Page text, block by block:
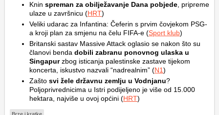
Knin spreman za obilježavanje Dana pobjede , pripreme
ulaze u završnicu (HRT)
Veliki udarac za Infantina: Čeferin s prvim čovjekom PSG-
a kroji plan za smjenu na čelu FIFA-e (Sport klub)
Britanski sastav Massive Attack oglasio se nakon što su
članovi benda dobili zabranu ponovnog ulaska u
Singapurzbog isticanja palestinske zastave tijekom
koncerta, iskustvo nazvali “nadrealnim” (N1)
Zašto svi žele državnu zemlju u Vodnjanu?
Poljoprivrednicima u Istri podijeljeno je više od 15.000
hektara, najviše u ovoj općini (HRT)